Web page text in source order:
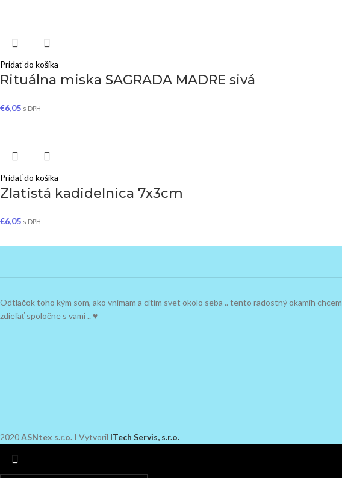
Pridať do košíka
Rituálna miska SAGRADA MADRE sivá
€6,05 s DPH
Pridať do košíka
Zlatistá kadidelnica 7x3cm
€6,05 s DPH
Odtlačok toho kým som, ako vnímam a cítim svet okolo seba .. tento radostný okamih chcem
zdieľať spoločne s vami .. ♥
2020ASNtex s.r.o. I Vytvoril ITech Servis, s.r.o.